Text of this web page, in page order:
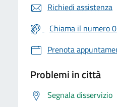
Richiedi assistenza
Chiama il numero
Prenota
Problemi in città
Segnala disservizio